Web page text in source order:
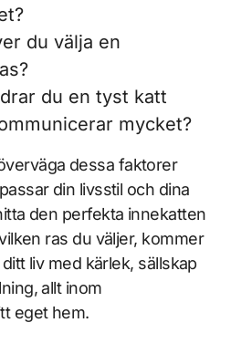
du välja en
du en tyst katt
mycket?
dessa faktorer
din livsstil och dina
den perfekta innekatten
ras du väljer, kommer
liv med kärlek, sällskap
allt inom
eget hem.